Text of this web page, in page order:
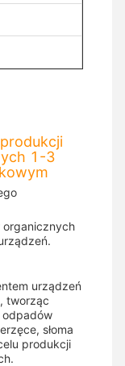
1-3
organicznych
urządzeń
tworząc
odpadów
słoma
produkcji